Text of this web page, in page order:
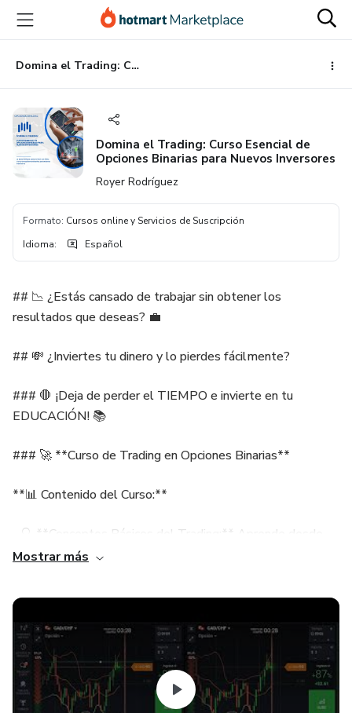
principal
página
de
página
Domina el Trading: Curso Esencial de Opciones Binarias para Nuevos Inversores
Domina el Trading: Curso Esencial de
Opciones Binarias para Nuevos Inversores
Royer Rodríguez
Formato: Cursos online y Servicios de Suscripción
Idioma: Español
## 📉 ¿Estás cansado de trabajar sin obtener los
resultados que deseas? 💼
## 💸 ¿Inviertes tu dinero y lo pierdes fácilmente?
### 🛑 ¡Deja de perder el TIEMPO e invierte en tu
EDUCACIÓN! 📚
### 🚀 **Curso de Trading en Opciones Binarias**
**📊 Contenido del Curso:**
- 🔍 **Conceptos Básicos del Trading:** Aprende desde
cero a operar en Opciones Binarias con seguridad.
- 📈 **Acción del Precio:** Descubre el pilar de cada trader
gráficos financieros.
- 🎯 **Alta Probabilidad de Éxito:** Desarrolla la habilidad
para tomar posiciones con altas probabilidades de éxito.
Mostrar más